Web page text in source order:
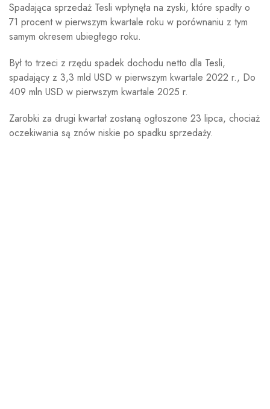
Spadająca sprzedaż Tesli wpłynęła na zyski, które spadły o
71 procent w pierwszym kwartale roku w porównaniu z tym
samym okresem ubiegłego roku.
Był to trzeci z rzędu spadek dochodu netto dla Tesli,
spadający z 3,3 mld USD w pierwszym kwartale 2022 r., Do
409 mln USD w pierwszym kwartale 2025 r.
Zarobki za drugi kwartał zostaną ogłoszone 23 lipca, chociaż
oczekiwania są znów niskie po spadku sprzedaży.